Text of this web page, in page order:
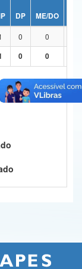
DP ME/DO
0 0
0 0